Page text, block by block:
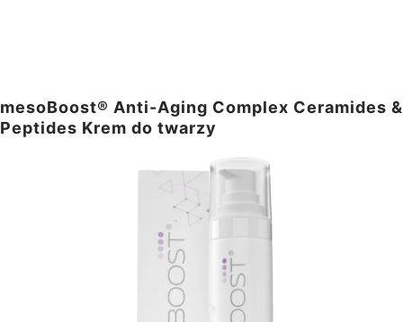
mesoBoost® Anti-Aging Complex Ceramides &
Peptides Krem do twarzy